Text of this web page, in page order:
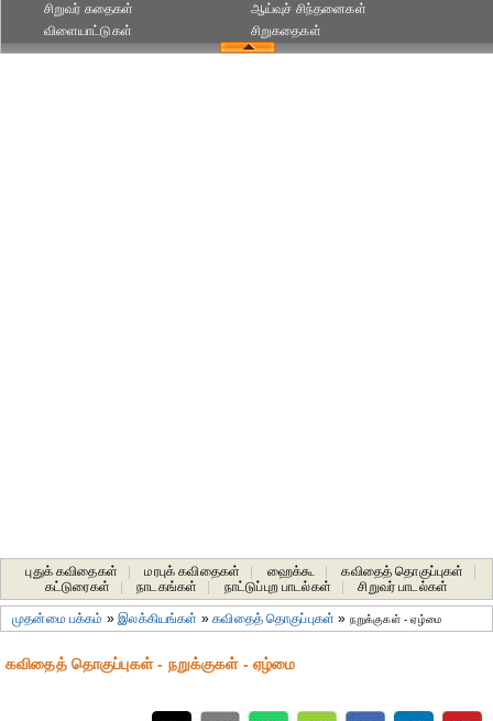
சிறுவர் கதைகள்
விளையாட்டுகள்
ஆய்வுச் சிந்தனைகள்
சிறுகதைகள்
புதுக் கவிதைகள் மரபுக் கவிதைகள் ஹைக்கூ கவிதைத் தொகுப்புகள்
கட்டுரைகள்
நாடகங்கள் நாட்டுப்புற பாடல்கள் சிறுவர் பாடல்கள்
முதன்மை பக்கம் »இலக்கியங்கள் »கவிதைத் தொகுப்புகள் » நறுக்குகள் - ஏழ்மை
கவிதைத் தொகுப்புகள் - நறுக்குகள் - ஏழ்மை